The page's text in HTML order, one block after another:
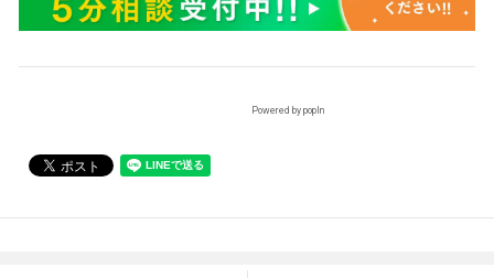
Powered by popIn